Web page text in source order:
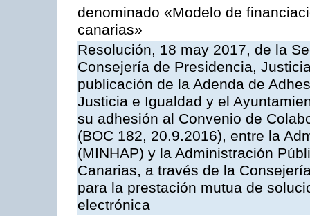
denominado «Modelo de
canarias»
Resolución, 18 may 2017, de la
Consejería de Presidencia,
publicación de la Adenda de
Justicia e Igualdad y el
su adhesión al Convenio de
(BOC 182, 20.9.2016), entre la
(MINHAP) y la Administración
Canarias, a través de la
para la prestación mutua de
electrónica